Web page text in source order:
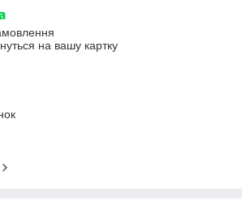
на вашу картку